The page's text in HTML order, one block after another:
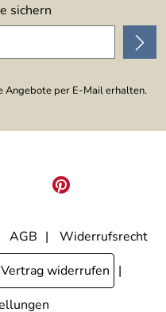
sichern
Angebote per E-Mail erhalten.
Unternehmen
wird in anonymer Form
anklicke. Die
Kenntnis genommen.
AGB
Widerrufsrecht
Vertrag widerrufen